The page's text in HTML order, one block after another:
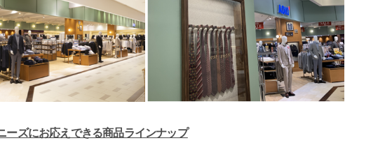
ーズにお応えできる商品ラインナップ